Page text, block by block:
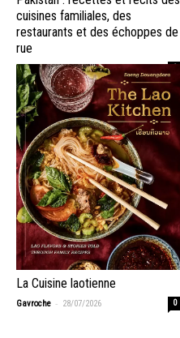
cuisines familiales, des
restaurants et des échoppes de
rue
Gavroche - 03/08/2026
La Cuisine laotienne
Gavroche - 28/07/2026 0